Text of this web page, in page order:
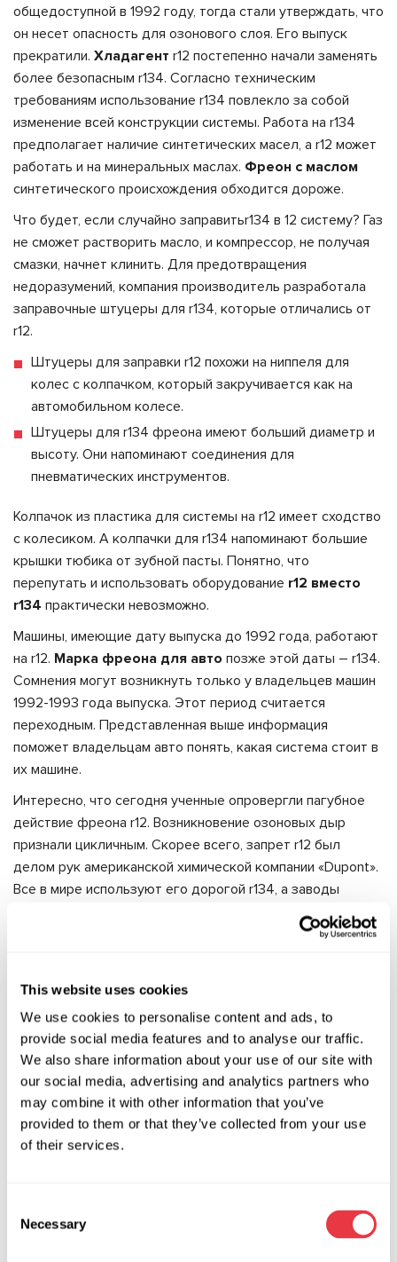
This website uses cookies
We use cookies to personalise content and ads, to
provide social media features and to analyse our traffic.
We also share information about your use of our site with
our social media, advertising and analytics partners who
may combine it with other information that you’ve
provided to them or that they’ve collected from your use
of their services.
Selection
Necessary
общедоступной в 1992 году, тогда стали утверждать, что
он несет опасность для озонового слоя. Его выпуск
прекратили. Хладагент r12 постепенно начали заменять
более безопасным r134. Согласно техническим
требованиям использование r134 повлекло за собой
изменение всей конструкции системы. Работа на r134
предполагает наличие синтетических масел, а r12 может
работать и на минеральных маслах. Фреон с маслом
синтетического происхождения обходится дороже.
Что будет, если случайно заправитьr134 в 12 систему? Газ
не сможет растворить масло, и компрессор, не получая
смазки, начнет клинить. Для предотвращения
недоразумений, компания производитель разработала
заправочные штуцеры для r134, которые отличались от
r12.
Штуцеры для заправки r12 похожи на ниппеля для
колес с колпачком, который закручивается как на
автомобильном колесе.
Штуцеры для r134 фреона имеют больший диаметр и
высоту. Они напоминают соединения для
пневматических инструментов.
Колпачок из пластика для системы на r12 имеет сходство
с колесиком. А колпачки для r134 напоминают большие
крышки тюбика от зубной пасты. Понятно, что
перепутать и использовать оборудование r12 вместо
r134 практически невозможно.
Машины, имеющие дату выпуска до 1992 года, работают
на r12. Марка фреона для авто позже этой даты – r134.
Сомнения могут возникнуть только у владельцев машин
1992-1993 года выпуска. Этот период считается
переходным. Представленная выше информация
поможет владельцам авто понять, какая система стоит в
их машине.
Интересно, что сегодня ученные опровергли пагубное
действие фреона r12. Возникновение озоновых дыр
признали цикличным. Скорее всего, запрет r12 был
делом рук американской химической компании «Dupont».
Все в мире используют его дорогой r134, а заводы
бывшего СССР, которые выпускали 12-й фреон, закрыты.
кондиционера маслом
Меняя компрессор кондиционера в авто необходимо
выставить уровень масла, не забывая про его тип и
количество.
Необходимо знать количество масла в сменном
компрессоре. Бывает полная заправка (236 мл), заправка
наполовину объема или отсутствие масла полностью.
балансировки системы.